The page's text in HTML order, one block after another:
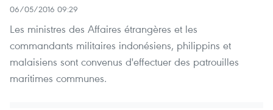
06/05/2016 09:29
Les ministres des Affaires étrangères et les
commandants militaires indonésiens, philippins et
malaisiens sont convenus d'effectuer des patrouilles
maritimes communes.